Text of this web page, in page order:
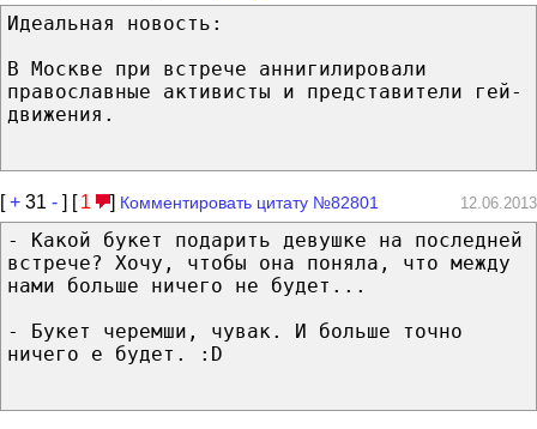
Идеальная новость:
В Москве при встрече аннигилировали
православные активисты и представители гей-
движения.
[+ 31 - ] [ 1 ] Комментировать цитату №82801 12.06.2013
- Какой букет подарить девушке на последней
встрече? Хочу, чтобы она поняла, что между
нами больше ничего не будет...
- Букет черемши, чувак. И больше точно
ничего е будет. :D